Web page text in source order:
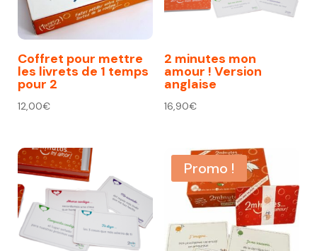
Coffret pour mettre
les livrets de 1 temps
pour 2
12,00€
2 minutes mon
amour ! Version
anglaise
16,90€
Promo !